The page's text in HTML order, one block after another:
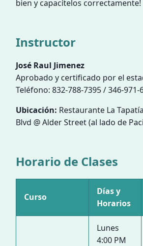
bien y capacítelos correctamente!
Instructor
José Raul Jimenez
Aprobado y certificado por el
Teléfono: 832-788-7395 / 346-971-
Ubicación: Restaurante La
Blvd @ Alder Street (al lado de
Horario de Clases
Curso
Días y
Horarios
Lunes
4:00 PM